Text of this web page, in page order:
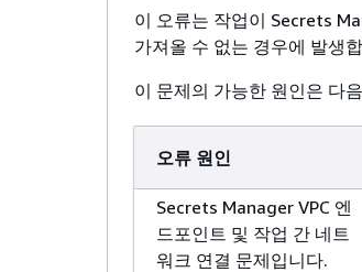
이 오류는 작업이 Secrets
가져올 수 없는 경우에 발생
이 문제의 가능한 원인은 다
오류 원인
Secrets Manager VPC 엔
드포인트 및 작업 간 네트
워크 연결 문제입니다.